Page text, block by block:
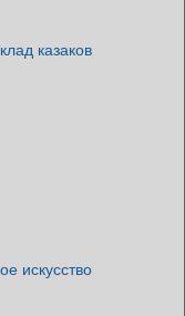
казаков
искусство